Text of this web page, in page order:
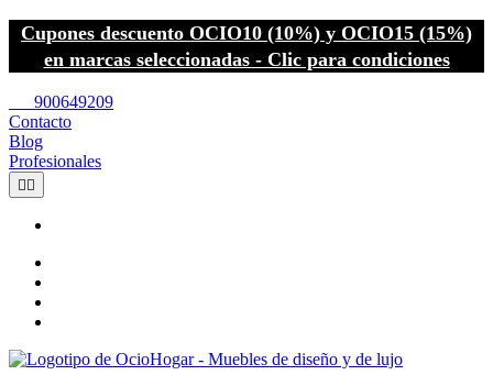
Cupones descuento OCIO10 (10%) y OCIO15 (15%)
en marcas seleccionadas - Clic para condiciones
900649209
Contacto
Blog
Profesionales
 